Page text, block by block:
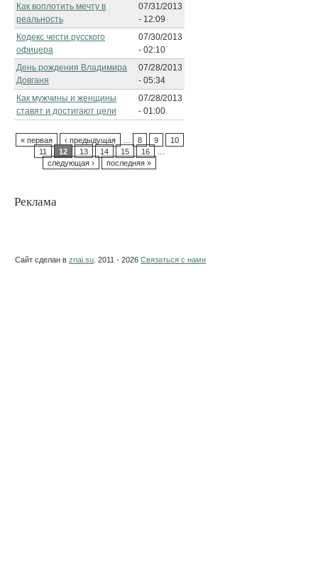
Как воплотить мечту в
реальность
07/31/2013
- 12:09
Кодекс чести русского
офицера
07/30/2013
- 02:10
День рождения Владимира
Довганя
07/28/2013
- 05:34
Как мужчины и женщины
ставят и достигают цели
07/28/2013
- 01:00
« первая ‹ предыдущая 8 9
10
11
12 13 14 15 16
следующая ›
последняя »
Реклама
Сайт сделан в znai.su . 2011 - 2026 Связаться с нами